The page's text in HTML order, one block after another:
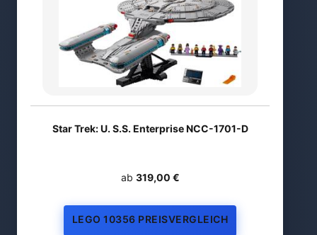
Star Trek: U. S.S. Enterprise NCC-1701-D
ab 319,00 €
LEGO 10356 PREISVERGLEICH